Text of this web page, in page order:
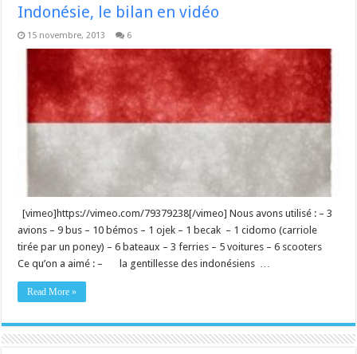
Indonésie, le bilan en vidéo
15 novembre, 2013 6
[vimeo]https://vimeo.com/79379238[/vimeo] Nous avons utilisé : – 3
avions – 9 bus – 10 bémos – 1 ojek – 1 becak – 1 cidomo (carriole
tirée par un poney) – 6 bateaux – 3 ferries – 5 voitures – 6 scooters
Ce qu’on a aimé : – la gentillesse des indonésiens …
Read More »